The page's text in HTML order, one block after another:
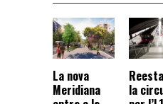
La nova
Meridiana
la